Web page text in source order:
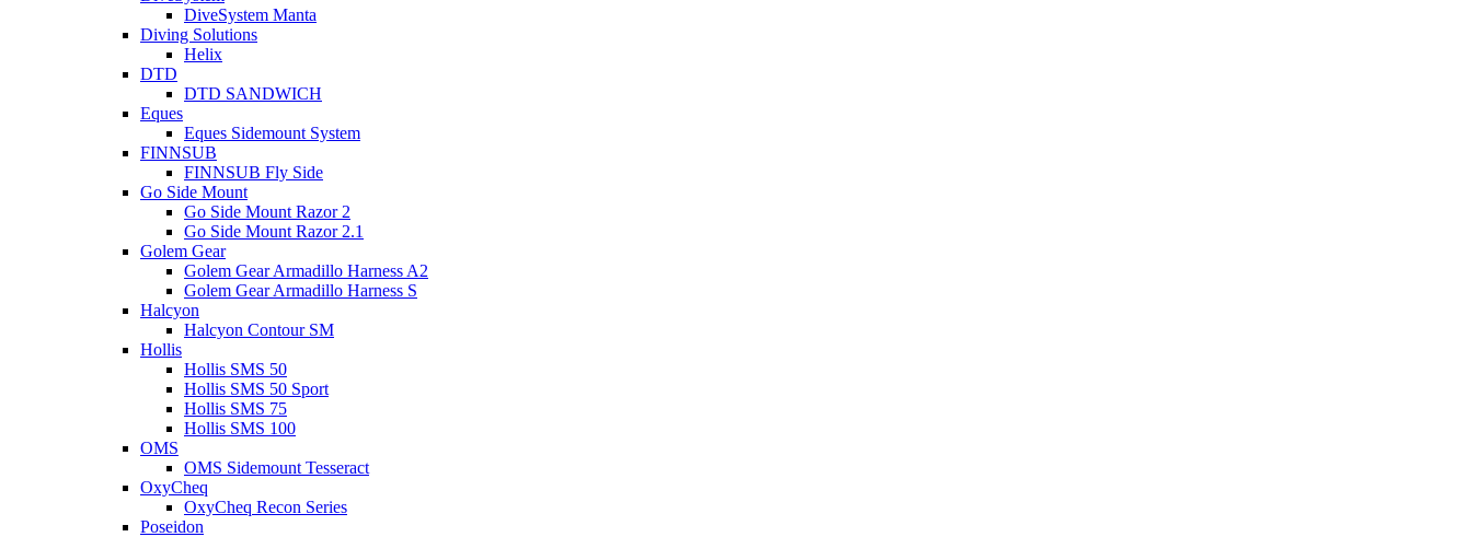
DiveSystem Manta
Diving Solutions
Helix
DTD
DTD SANDWICH
Eques
Eques Sidemount System
FINNSUB
FINNSUB Fly Side
Go Side Mount
Go Side Mount Razor 2
Go Side Mount Razor 2.1
Golem Gear
Golem Gear Armadillo Harness A2
Golem Gear Armadillo Harness S
Halcyon
Halcyon Contour SM
Hollis
Hollis SMS 50
Hollis SMS 50 Sport
Hollis SMS 75
Hollis SMS 100
OMS
OMS Sidemount Tesseract
OxyCheq
OxyCheq Recon Series
Poseidon